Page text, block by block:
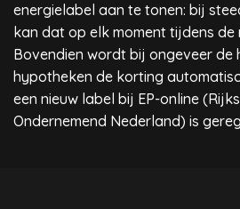
energielabel aan te tonen: bij
kan dat op elk moment tijdens
Bovendien wordt bij ongeveer de
hypotheken de korting
een nieuw label bij EP-online
Ondernemend Nederland) is